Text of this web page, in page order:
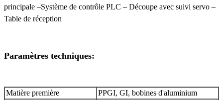
principale –Système de contrôle PLC – Découpe avec suivi servo –
Table de réception
Paramètres techniques:
Matière première
PPGI, GI, bobines d'aluminium